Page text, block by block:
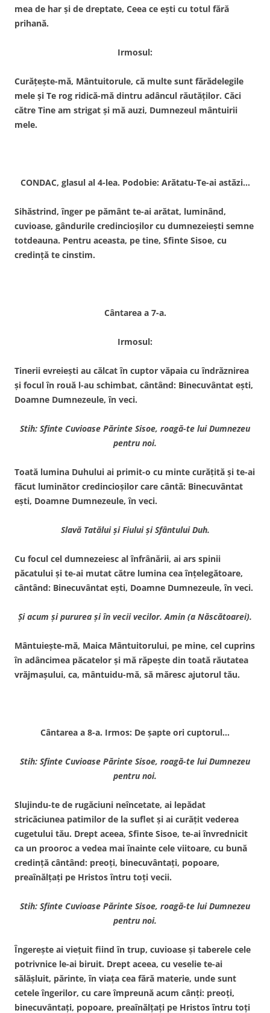
mea de har şi de dreptate, Ceea ce eşti cu totul fără
prihană.
Irmosul:
Curăţeşte-mă, Mântuitorule, că multe sunt fărădelegile
mele şi Te rog ridică-mă dintru adâncul răutăţilor. Căci
către Tine am strigat şi mă auzi, Dumnezeul mântuirii
mele.
CONDAC, glasul al 4-lea. Podobie: Arătatu-Te-ai astăzi…
Sihăstrind, înger pe pământ te-ai arătat, luminând,
cuvioase, gândurile credincioşilor cu dumnezeieşti semne
totdeauna. Pentru aceasta, pe tine, Sfinte Sisoe, cu
credinţă te cinstim.
Cântarea a 7-a.
Irmosul:
Tinerii evreieşti au călcat în cuptor văpaia cu îndrăznirea
şi focul în rouă l-au schimbat, cântând: Binecuvântat eşti,
Doamne Dumnezeule, în veci.
Stih: Sfinte Cuvioase Părinte Sisoe, roagă-te lui Dumnezeu
pentru noi.
Toată lumina Duhului ai primit-o cu minte curăţită şi te-ai
făcut luminător credincioşilor care cântă: Binecuvântat
eşti, Doamne Dumnezeule, în veci.
Slavă Tatălui şi Fiului şi Sfântului Duh.
Cu focul cel dumnezeiesc al înfrânării, ai ars spinii
păcatului şi te-ai mutat către lumina cea înţelegătoare,
cântând: Binecuvântat eşti, Doamne Dumnezeule, în veci.
Şi acum şi pururea şi în vecii vecilor. Amin (a Născătoarei).
Mântuieşte-mă, Maica Mântuitorului, pe mine, cel cuprins
în adâncimea păcatelor şi mă răpeşte din toată răutatea
vrăjmaşului, ca, mântuidu-mă, să măresc ajutorul tău.
Cântarea a 8-a. Irmos: De şapte ori cuptorul…
Stih: Sfinte Cuvioase Părinte Sisoe, roagă-te lui Dumnezeu
pentru noi.
Slujindu-te de rugăciuni neîncetate, ai lepădat
stricăciunea patimilor de la suflet şi ai curăţit vederea
cugetului tău. Drept aceea, Sfinte Sisoe, te-ai învrednicit
ca un prooroc a vedea mai înainte cele viitoare, cu bună
credinţă cântând: preoţi, binecuvântaţi, popoare,
preaînălţaţi pe Hristos întru toţi vecii.
Stih: Sfinte Cuvioase Părinte Sisoe, roagă-te lui Dumnezeu
pentru noi.
Îngereşte ai vieţuit fiind în trup, cuvioase şi taberele cele
potrivnice le-ai biruit. Drept aceea, cu veselie te-ai
sălăşluit, părinte, în viaţa cea fără materie, unde sunt
cetele îngerilor, cu care împreună acum cânţi: preoţi,
binecuvântaţi, popoare, preaînălţaţi pe Hristos întru toţi